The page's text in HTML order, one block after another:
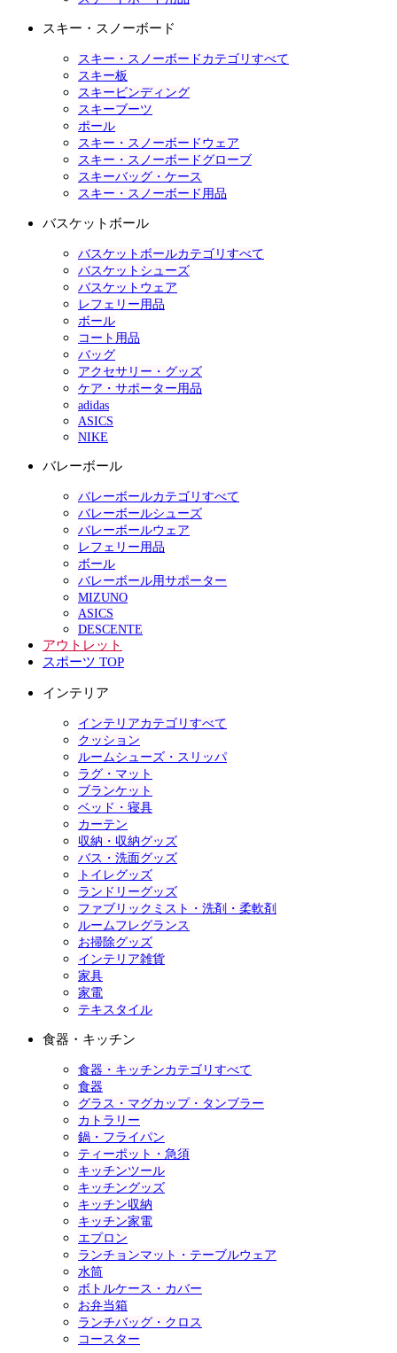
スキー・スノーボード
スキー・スノーボードカテゴリすべて
スキー板
スキービンディング
スキーブーツ
ポール
スキー・スノーボードウェア
スキー・スノーボードグローブ
スキーバッグ・ケース
スキー・スノーボード用品
バスケットボール
バスケットボールカテゴリすべて
バスケットシューズ
バスケットウェア
レフェリー用品
ボール
コート用品
バッグ
アクセサリー・グッズ
ケア・サポーター用品
adidas
ASICS
NIKE
バレーボール
バレーボールカテゴリすべて
バレーボールシューズ
バレーボールウェア
レフェリー用品
ボール
バレーボール用サポーター
MIZUNO
ASICS
DESCENTE
アウトレット
スポーツ TOP
インテリア
インテリアカテゴリすべて
クッション
ルームシューズ・スリッパ
ラグ・マット
ブランケット
ベッド・寝具
カーテン
収納・収納グッズ
バス・洗面グッズ
トイレグッズ
ランドリーグッズ
ファブリックミスト・洗剤・柔軟剤
ルームフレグランス
お掃除グッズ
インテリア雑貨
家具
家電
テキスタイル
食器・キッチン
食器・キッチンカテゴリすべて
食器
グラス・マグカップ・タンブラー
カトラリー
鍋・フライパン
ティーポット・急須
キッチンツール
キッチングッズ
キッチン収納
キッチン家電
エプロン
ランチョンマット・テーブルウェア
水筒
ボトルケース・カバー
お弁当箱
ランチバッグ・クロス
コースター